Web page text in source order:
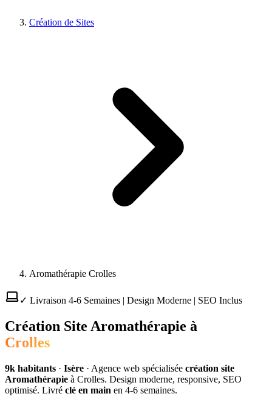
Création de Sites
Aromathérapie Crolles
✓ Livraison 4-6 Semaines | Design Moderne | SEO Inclus
Création Site Aromathérapie à
Crolles
9k habitants · Isère · Agence web spécialisée création site
Aromathérapie à Crolles. Design moderne, responsive, SEO
optimisé. Livré clé en main en 4-6 semaines.